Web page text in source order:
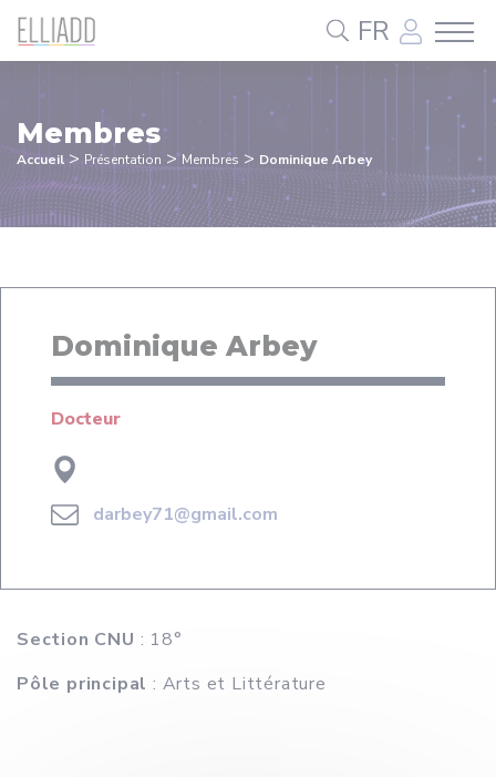
FR
Membres
Accueil > Présentation >Membres > Dominique Arbey
Dominique Arbey
Docteur
darbey71@gmail.com
Section CNU : 18°
Pôle principal : Arts et Littérature
Panneau de gestion des cookies